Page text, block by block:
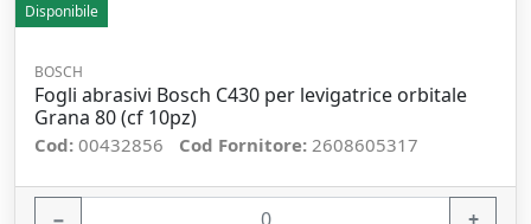
Disponibile
BOSCH
Fogli abrasivi Bosch C430 per levigatrice orbitale
Grana 80 (cf 10pz)
Cod: 00432856 Cod Fornitore: 2608605317